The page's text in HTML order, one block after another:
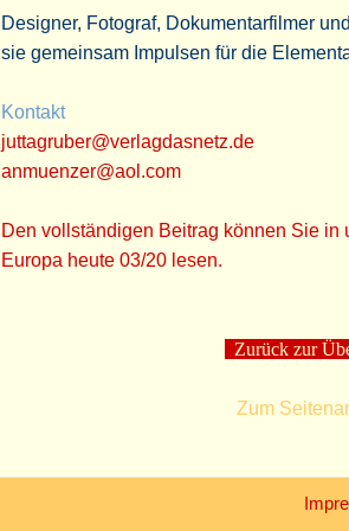
Designer, Fotograf, Dokumentarfilmer
sie gemeinsam Impulsen für die
Kontakt
juttagruber@verlagdasnetz.de
anmuenzer@aol.com
Den vollständigen Beitrag können Sie in
Europa heute 03/20 lesen.
Zurück zur
Zum